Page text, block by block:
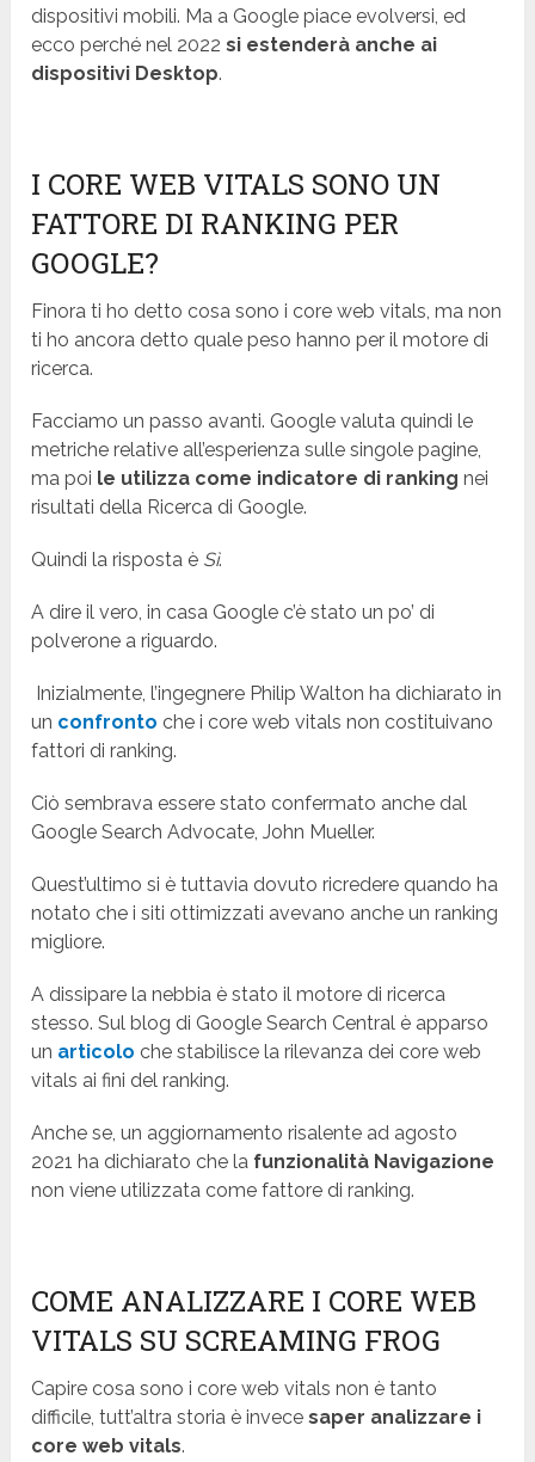
dispositivi mobili. Ma a Google piace evolversi, ed
ecco perché nel 2022si estenderà anche ai
dispositivi Desktop.
I CORE WEB VITALS SONO UN
FATTORE DI RANKING PER
GOOGLE?
Finora ti ho detto cosa sono i core web vitals, ma non
ti ho ancora detto quale peso hanno per il motore di
ricerca.
Facciamo un passo avanti. Google valuta quindi le
metriche relative all’esperienza sulle singole pagine,
ma poi le utilizza come indicatore di ranking nei
risultati della Ricerca di Google.
Quindi la risposta è Sì.
A dire il vero, in casa Google c’è stato un po’ di
polverone a riguardo.
Inizialmente, l’ingegnere Philip Walton ha dichiarato in
un confronto che i core web vitals non costituivano
fattori di ranking.
Ciò sembrava essere stato confermato anche dal
Google Search Advocate, John Mueller.
Quest’ultimo si è tuttavia dovuto ricredere quando ha
notato che i siti ottimizzati avevano anche un ranking
migliore.
A dissipare la nebbia è stato il motore di ricerca
stesso. Sul blog di Google Search Central è apparso
un articolo che stabilisce la rilevanza dei core web
vitals ai fini del ranking.
Anche se, un aggiornamento risalente ad agosto
2021 ha dichiarato che la funzionalità Navigazione
non viene utilizzata come fattore di ranking.
COME ANALIZZARE I CORE WEB
VITALS SU SCREAMING FROG
Capire cosa sono i core web vitals non è tanto
difficile, tutt’altra storia è invecesaper analizzare i
core web vitals.